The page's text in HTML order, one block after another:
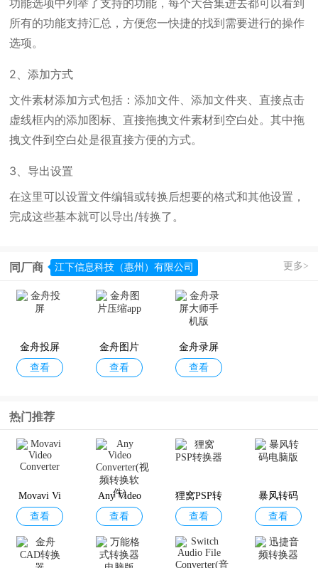
功能选项中列举了支持的功能，每个大合集进去都可以看到
所有的功能支持汇总，方便您一快捷的找到需要进行的操作
选项。
2、添加方式
文件素材添加方式包括：添加文件、添加文件夹、直接点击
虚线框内的添加图标、直接拖拽文件素材到空白处。其中拖
拽文件到空白处是很直接方便的方式。
3、导出设置
在这里可以设置文件编辑或转换后想要的格式和其他设置，
完成这些基本就可以导出/转换了。
同厂商 江下信息科技（惠州）有限公司 更多>
金舟投屏
查看
金舟图片
压缩app
查看
金舟录屏
大师手机
查看
热门推荐
Movavi Vi
deo Conver
ter
查看
Any Video
Converter
(视频转换
软件)
查看
狸窝PSP转
换器
查看
暴风转码
电脑版
查看